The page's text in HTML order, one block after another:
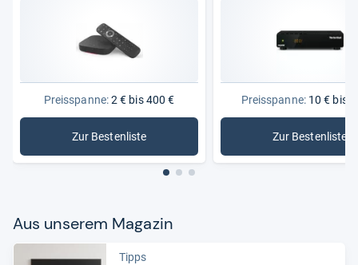
Preisspanne:2 € bis 400 €
Zur Bestenliste
: TV-Receiver
Preisspanne:10 € bis
Zur Bestenliste
: HD-
Aus unse­rem Maga­zin
Tipps